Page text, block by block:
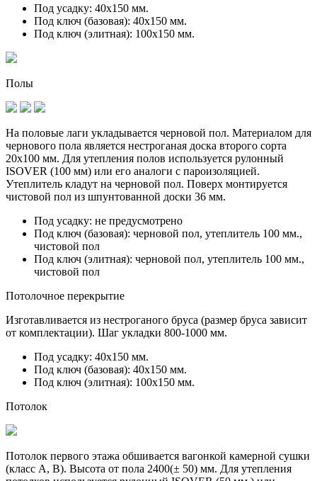
Под усадку: 40х150 мм.
Под ключ (базовая): 40х150 мм.
Под ключ (элитная): 100х150 мм.
Полы
На половые лаги укладывается черновой пол. Материалом для
чернового пола является нестроганая доска второго сорта
20х100 мм. Для утепления полов используется рулонный
ISOVER (100 мм) или его аналоги с пароизоляцией.
Утеплитель кладут на черновой пол. Поверх монтируется
чистовой пол из шпунтованной доски 36 мм.
Под усадку: не предусмотрено
Под ключ (базовая): черновой пол, утеплитель 100 мм.,
чистовой пол
Под ключ (элитная): черновой пол, утеплитель 100 мм.,
чистовой пол
Потолочное перекрытие
Изготавливается из нестроганого бруса (размер бруса зависит
от комплектации). Шаг укладки 800-1000 мм.
Под усадку: 40х150 мм.
Под ключ (базовая): 40х150 мм.
Под ключ (элитная): 100х150 мм.
Потолок
Потолок первого этажа обшивается вагонкой камерной сушки
(класс A, B). Высота от пола 2400(± 50) мм. Для утепления